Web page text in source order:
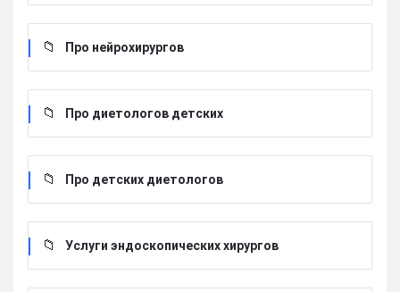
Про нейрохирургов
Про диетологов детских
Про детских диетологов
Услуги эндоскопических хирургов